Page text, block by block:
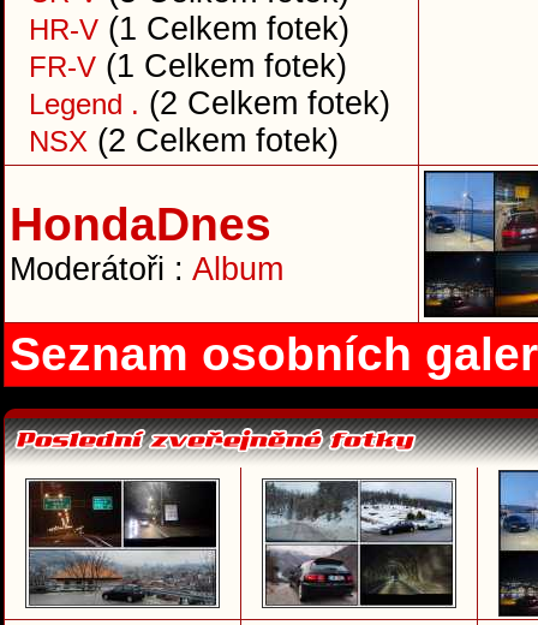
HR-V (1 Celkem fotek)
FR-V (1 Celkem fotek)
Legend . (2 Celkem fotek)
NSX (2 Celkem fotek)
HondaDnes
Moderátoři : Album
Seznam osobních